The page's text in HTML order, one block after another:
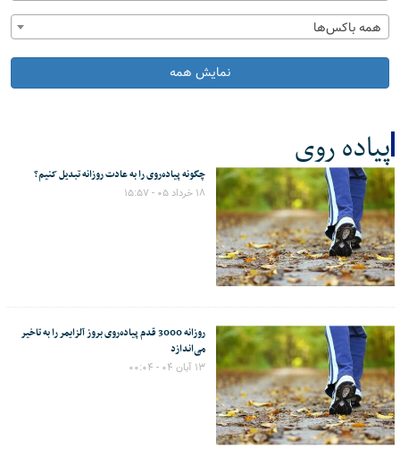
همه باکس‌ها
نمایش همه
پیاده روی
کل اخبار:6 چگونه پیاده‌روی را به عادت روزانه تبدیل کنیم؟
۱۸ خرداد ۰۵ - ۱۵:۵۷
روزانه 3000 قدم پیاده‌روی بروز آلزایمر را به تاخیر
می‌اندازد
۱۳ آبان ۰۴ - ۰۰:۰۴